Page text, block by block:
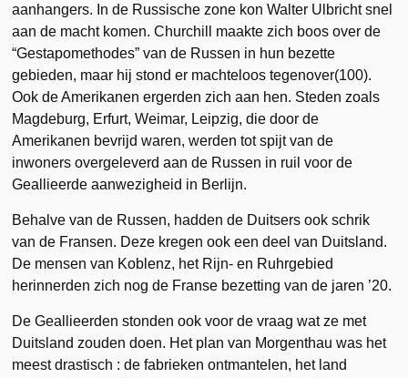
aanhangers. In de Russische zone kon Walter Ulbricht snel
aan de macht komen. Churchill maakte zich boos over de
“Gestapomethodes” van de Russen in hun bezette
gebieden, maar hij stond er machteloos tegenover(100).
Ook de Amerikanen ergerden zich aan hen. Steden zoals
Magdeburg, Erfurt, Weimar, Leipzig, die door de
Amerikanen bevrijd waren, werden tot spijt van de
inwoners overgeleverd aan de Russen in ruil voor de
Geallieerde aanwezigheid in Berlijn.
Behalve van de Russen, hadden de Duitsers ook schrik
van de Fransen. Deze kregen ook een deel van Duitsland.
De mensen van Koblenz, het Rijn- en Ruhrgebied
herinnerden zich nog de Franse bezetting van de jaren ’20.
De Geallieerden stonden ook voor de vraag wat ze met
Duitsland zouden doen. Het plan van Morgenthau was het
meest drastisch : de fabrieken ontmantelen, het land